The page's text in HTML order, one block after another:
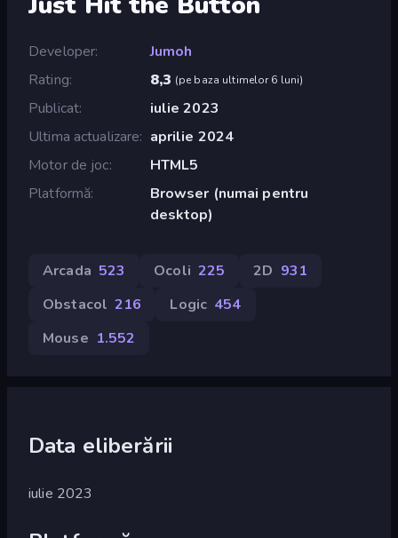
Developer
Jumoh
Rating
8,3 (pe baza ultimelor 6 luni)
Publicat
iulie 2023
Ultima actualizare
aprilie 2024
Motor de joc
HTML5
Platformă
Browser (numai pentru
desktop)
Arcada 523 Ocoli 225 2D 931
Obstacol 216 Logic 454
Mouse 1.552
Data eliberării
iulie 2023